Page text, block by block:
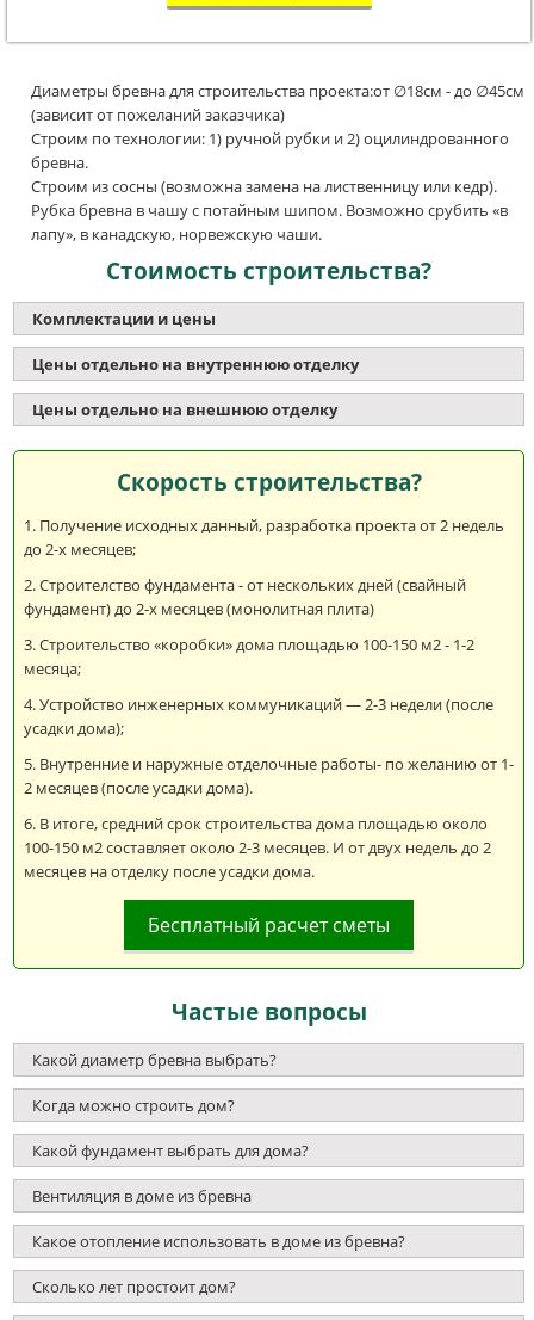
Диаметры бревна для строительства проекта:от ∅18см - до ∅45см
(зависит от пожеланий заказчика)
Строим по технологии: 1) ручной рубки и 2) оцилиндрованного
бревна.
Строим из сосны (возможна замена на лиственницу или кедр).
Рубка бревна в чашу с потайным шипом. Возможно срубить «в
лапу», в канадскую, норвежскую чаши.
Стоимость строительства?
Комплектации и цены
Цены отдельно на внутреннюю отделку
Цены отдельно на внешнюю отделку
Скорость строительства?
Получение исходных данный, разработка проекта от 2 недель
до 2-х месяцев;
Строителство фундамента - от нескольких дней (свайный
фундамент) до 2-х месяцев (монолитная плита)
Строительство «коробки» дома площадью 100-150 м2 - 1-2
месяца;
Устройство инженерных коммуникаций — 2-3 недели (после
усадки дома);
Внутренние и наружные отделочные работы- по желанию от 1-
2 месяцев (после усадки дома).
В итоге, средний срок строительства дома площадью около
100-150 м2 составляет около 2-3 месяцев. И от двух недель до 2
месяцев на отделку после усадки дома.
Бесплатный расчет сметы
Частые вопросы
Какой диаметр бревна выбрать?
Когда можно строить дом?
Какой фундамент выбрать для дома?
Вентиляция в доме из бревна
Какое отопление использовать в доме из бревна?
Сколько лет простоит дом?